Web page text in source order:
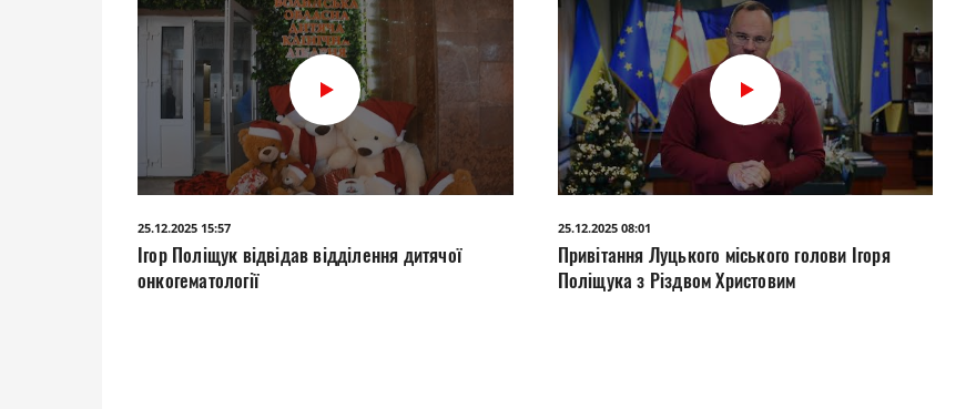
25.12.2025 15:57
Ігор Поліщук відвідав відділення дитячої
онкогематології
25.12.2025 08:01
Привітання Луцького міського голови Ігоря
Поліщука з Різдвом Христовим